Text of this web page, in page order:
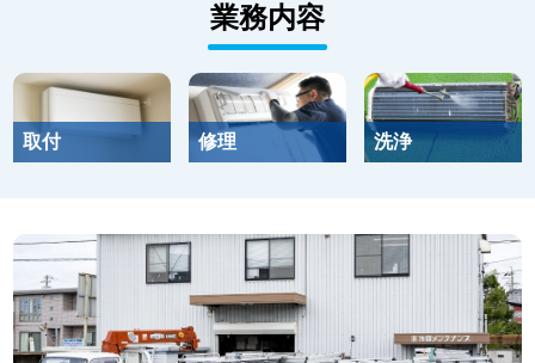
業務内容
取付 修理 洗浄